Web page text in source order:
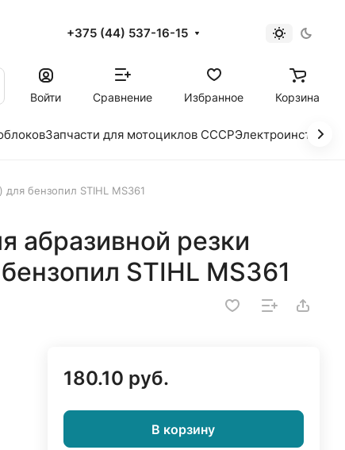
+375 (44) 537-16-15
Войти
Сравнение Избранное Корзина
Запчасти для мотоциклов СССР
бензопил STIHL MS361
абразивной резки
STIHL MS361
180.10 руб.
В корзину